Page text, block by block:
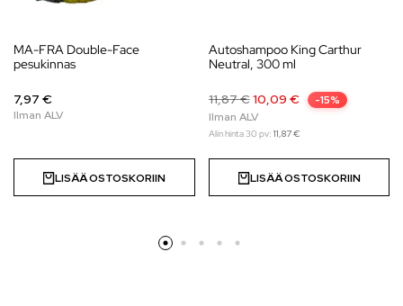
MA-FRA Double-Face
pesukinnas
7,97 €
LISÄÄ OSTOSKORIIN
Autoshampoo King Carthur
Neutral, 300 ml
11,87€10,09 € -15%
Alin hinta 30 pv: 11,87€
LISÄÄ OSTOSKORIIN